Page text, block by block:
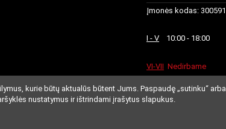
Įmonės kodas:
I - V 10:00 - 18:00
VI-VII Nedirbame
kurie būtų aktualūs būtent Jums. Paspaudę „sutinku“
nustatymus ir ištrindami įrašytus slapukus.